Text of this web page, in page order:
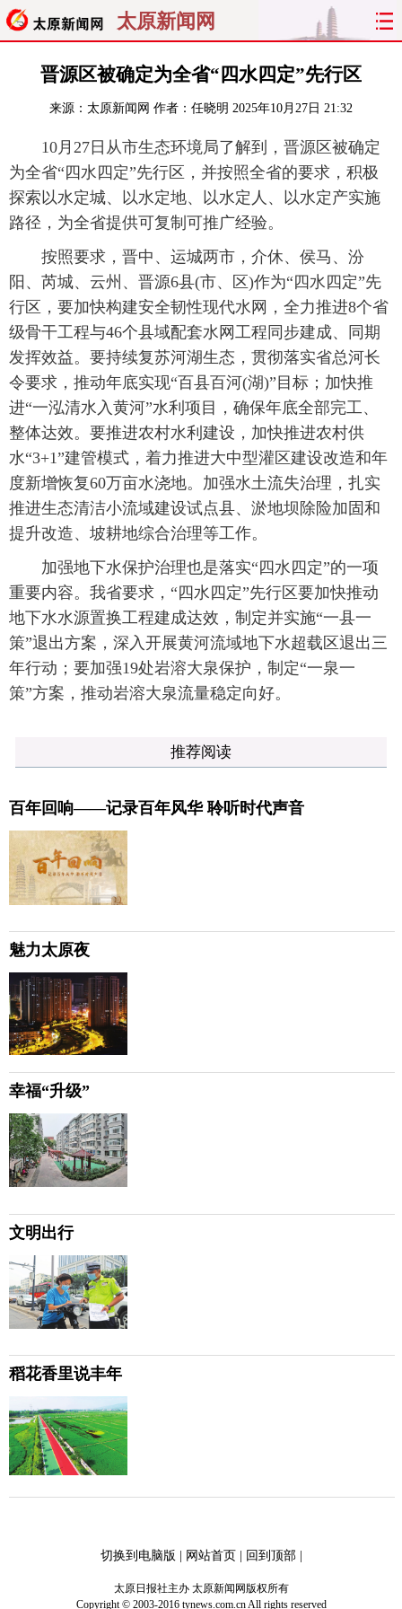
太原新闻网
首页 聚焦 太原 山西
经济 关注 文明 出行
纵横 曝光 综合 专题
旅游 理财 政务 教育
看天下 晋月读 最太原 网罗民生
太原日报 太原晚报 热评 社区
晋源区被确定为全省“四水四定”先行区
来源： 太原新闻网 作者：任晓明 2025年10月27日 21:32
10月27日从市生态环境局了解到，晋源区被确定
为全省“四水四定”先行区，并按照全省的要求，积极
探索以水定城、以水定地、以水定人、以水定产实施
路径，为全省提供可复制可推广经验。
按照要求，晋中、运城两市，介休、侯马、汾
阳、芮城、云州、晋源6县(市、区)作为“四水四定”先
行区，要加快构建安全韧性现代水网，全力推进8个省
级骨干工程与46个县域配套水网工程同步建成、同期
发挥效益。要持续复苏河湖生态，贯彻落实省总河长
令要求，推动年底实现“百县百河(湖)”目标；加快推
进“一泓清水入黄河”水利项目，确保年底全部完工、
整体达效。要推进农村水利建设，加快推进农村供
水“3+1”建管模式，着力推进大中型灌区建设改造和年
度新增恢复60万亩水浇地。加强水土流失治理，扎实
推进生态清洁小流域建设试点县、淤地坝除险加固和
提升改造、坡耕地综合治理等工作。
加强地下水保护治理也是落实“四水四定”的一项
重要内容。我省要求，“四水四定”先行区要加快推动
地下水水源置换工程建成达效，制定并实施“一县一
策”退出方案，深入开展黄河流域地下水超载区退出三
年行动；要加强19处岩溶大泉保护，制定“一泉一
策”方案，推动岩溶大泉流量稳定向好。
推荐阅读
百年回响——记录百年风华 聆听时代声音
魅力太原夜
幸福“升级”
文明出行
稻花香里说丰年
切换到电脑版 | 网站首页| 回到顶部|
太原日报社主办 太原新闻网版权所有
Copyright © 2003-2016 tynews.com.cn All rights reserved